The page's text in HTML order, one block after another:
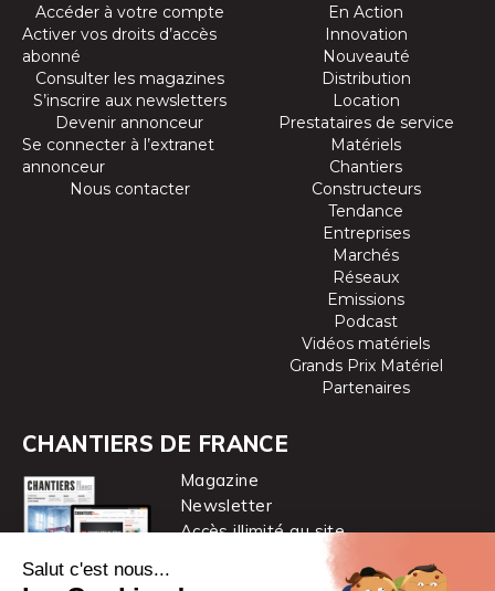
Accéder à votre compte
Activer vos droits d’accès
abonné
Consulter les magazines
S’inscrire aux newsletters
Devenir annonceur
Se connecter à l’extranet
annonceur
Nous contacter
En Action
Innovation
Nouveauté
Distribution
Location
Prestataires de service
Matériels
Chantiers
Constructeurs
Tendance
Entreprises
Marchés
Réseaux
Emissions
Podcast
Vidéos matériels
Grands Prix Matériel
Partenaires
CHANTIERS DE FRANCE
Magazine
Newsletter
Accès illimité au site